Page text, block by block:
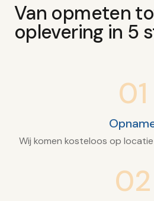
Van opmeten
oplevering in 5
01
Wij komen kosteloos op
02